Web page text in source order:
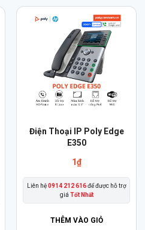
Điện Thoại IP Poly Edge
E350
1₫
Liên hệ0914 212 616để được hỗ trợ
giá Tốt Nhất
THÊM VÀO GIỎ